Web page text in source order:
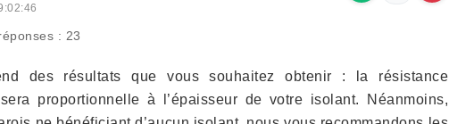
: 23
des résultats que vous souhaitez obtenir : la résistance
proportionnelle à l’épaisseur de votre isolant. Néanmoins,